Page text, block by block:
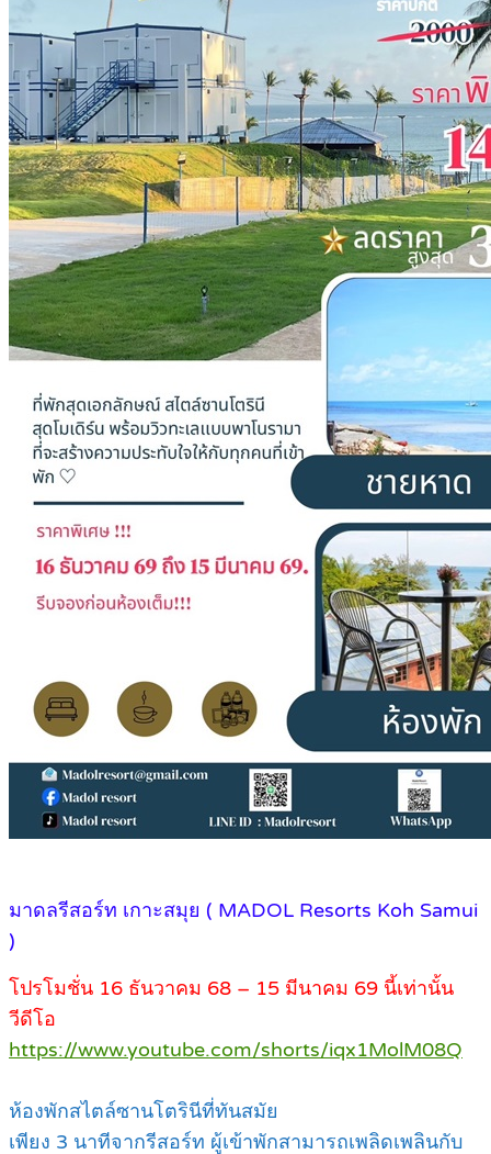
มาดลรีสอร์ท เกาะสมุย ( MADOL Resorts Koh Samui
)
โปรโมชั่น 16 ธันวาคม 68 – 15 มีนาคม 69 นี้เท่านั้น
วีดีโอ
https://www.youtube.com/shorts/iqx1MolM08Q
ห้องพักสไตล์ซานโตรินีที่ทันสมัย
เพียง 3 นาทีจากรีสอร์ท ผู้เข้าพักสามารถเพลิดเพลินกับ